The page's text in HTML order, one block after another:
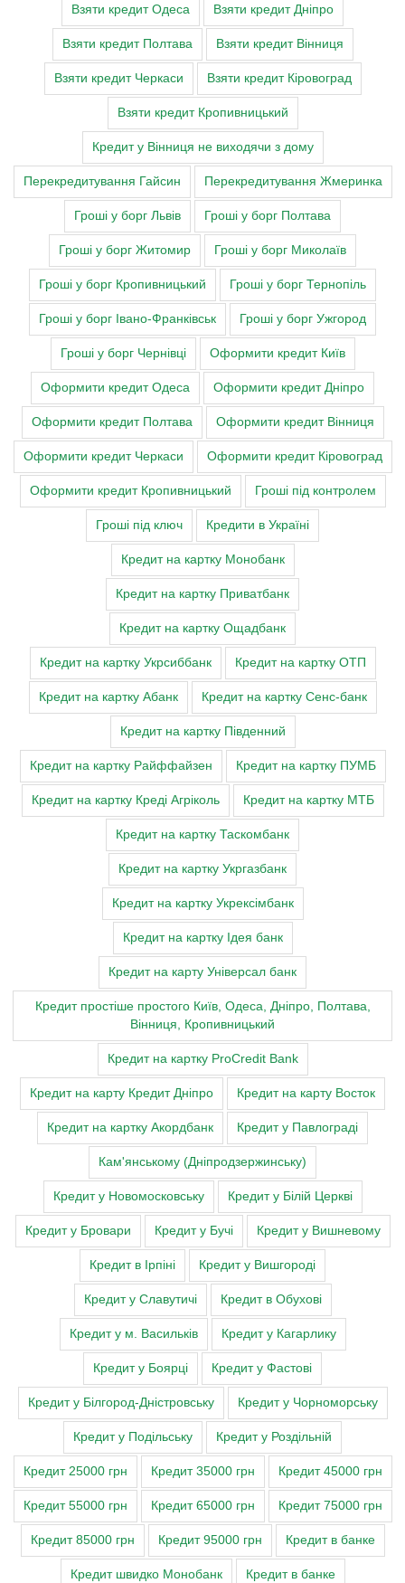
Взяти кредит Одеса Взяти кредит Дніпро
Взяти кредит Полтава Взяти кредит Вінниця
Взяти кредит Черкаси Взяти кредит Кіровоград
Взяти кредит Кропивницький
Кредит у Вінниця не виходячи з дому
Перекредитування Гайсин Перекредитування Жмеринка
Гроші у борг Львів Гроші у борг Полтава
Гроші у борг Житомир Гроші у борг Миколаїв
Гроші у борг Кропивницький Гроші у борг Тернопіль
Гроші у борг Івано-Франківськ Гроші у борг Ужгород
Гроші у борг Чернівці Оформити кредит Київ
Оформити кредит Одеса Оформити кредит Дніпро
Оформити кредит Полтава Оформити кредит Вінниця
Оформити кредит Черкаси Оформити кредит Кіровоград
Оформити кредит Кропивницький Гроші під контролем
Гроші під ключ Кредити в Україні
Кредит на картку Монобанк
Кредит на картку Приватбанк
Кредит на картку Ощадбанк
Кредит на картку Укрсиббанк Кредит на картку ОТП
Кредит на картку Абанк Кредит на картку Сенс-банк
Кредит на картку Південний
Кредит на картку Райффайзен Кредит на картку ПУМБ
Кредит на картку Креді Агріколь Кредит на картку МТБ
Кредит на картку Таскомбанк
Кредит на картку Укргазбанк
Кредит на картку Укрексімбанк
Кредит на картку Ідея банк
Кредит на карту Універсал банк
Кредит простіше простого Київ, Одеса, Дніпро, Полтава,
Вінниця, Кропивницький
Кредит на картку ProCredit Bank
Кредит на карту Кредит Дніпро Кредит на карту Восток
Кредит на картку Акордбанк Кредит у Павлограді
Кам'янському (Дніпродзержинську)
Кредит у Новомосковську Кредит у Білій Церкві
Кредит у Бровари Кредит у Бучі Кредит у Вишневому
Кредит в Ірпіні Кредит у Вишгороді
Кредит у Славутичі Кредит в Обухові
Кредит у м. Васильків Кредит у Кагарлику
Кредит у Боярці Кредит у Фастові
Кредит у Білгород-Дністровську Кредит у Чорноморську
Кредит у Подільську Кредит у Роздільній
Кредит 25000 грн Кредит 35000 грн Кредит 45000 грн
Кредит 55000 грн Кредит 65000 грн Кредит 75000 грн
Кредит 85000 грн Кредит 95000 грн Кредит в банке
Кредит швидко Монобанк Кредит в банке